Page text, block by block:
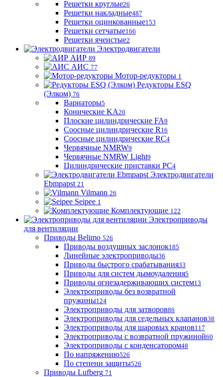
Решетки круглые26
Решетки накладные487
Решетки оцинкованные153
Решетки сетчатые166
Решетки ячеистые2
Электродвигатели
АИР 89
АИС 77
Мотор-редукторы 1
Редукторы ESQ
(Элком) 76
Вариаторы5
Конические KA20
Плоские цилиндрические FA9
Соосные цилиндрические R 16
Соосные цилиндрические RC4
Червячные NMRW9
Червячные NMRW Light9
Цилиндрические приставки PC4
Электродвигатели
Ebmpapst 21
Vilmann 26
Seipee 1
Комплектующие 122
Электроприводы
для вентиляции
Приводы Belimo 526
Приводы воздушных заслонок185
Линейные электроприводы36
Приводы быстрого срабатывания33
Приводы для систем дымоудаления5
Приводы огнезадерживающих систем13
Электроприводы без возвратной
пружины124
Электроприводы для затворов86
Электроприводы для седельных клапанов38
Электроприводы для шаровых кранов117
Электроприводы с возвратной пружиной60
Электроприводы с конденсатором48
По напряжению526
По степени защиты526
Приводы Lufberg 71